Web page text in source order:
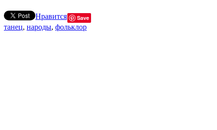
Нравится Save
танец, народы, фольклор